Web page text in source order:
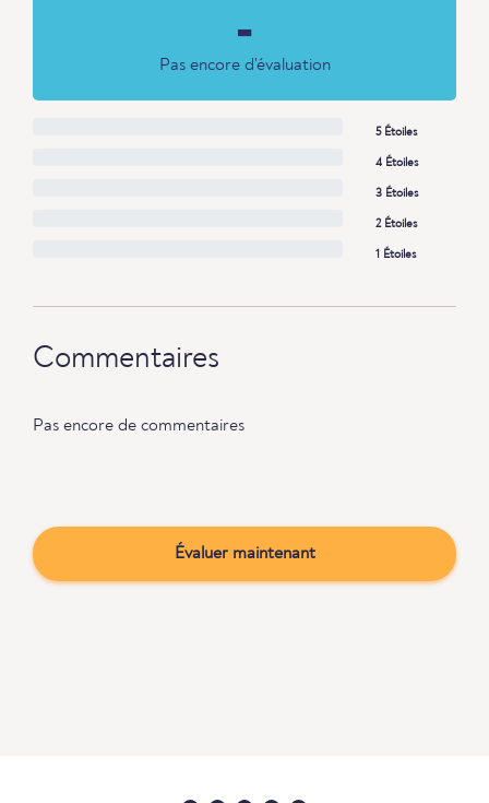
-
Pas encore d'évaluation
5 Étoiles
4 Étoiles
3 Étoiles
2 Étoiles
1 Étoiles
Commentaires
Pas encore de commentaires
Évaluer maintenant